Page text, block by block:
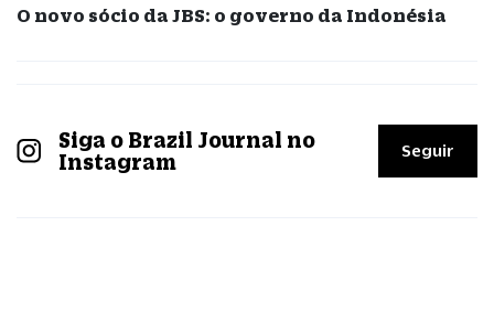
O novo sócio da JBS: o governo da Indonésia
Siga o Brazil Journal no
Instagram
Seguir